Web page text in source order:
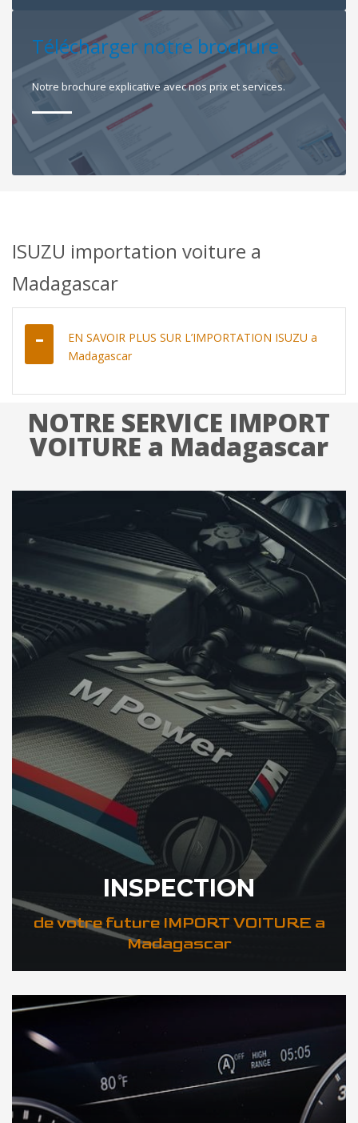
Télécharger notre brochure
Notre brochure explicative avec nos prix et services.
ISUZU importation voiture a
Madagascar
EN SAVOIR PLUS SUR L’IMPORTATION ISUZU a
Madagascar
NOTRE SERVICE IMPORT
VOITURE a Madagascar
INSPECTION
de votre future IMPORT VOITURE a
Madagascar
DÉCOUVREZ VOTRE INSPECTION AUTO a Madagascar